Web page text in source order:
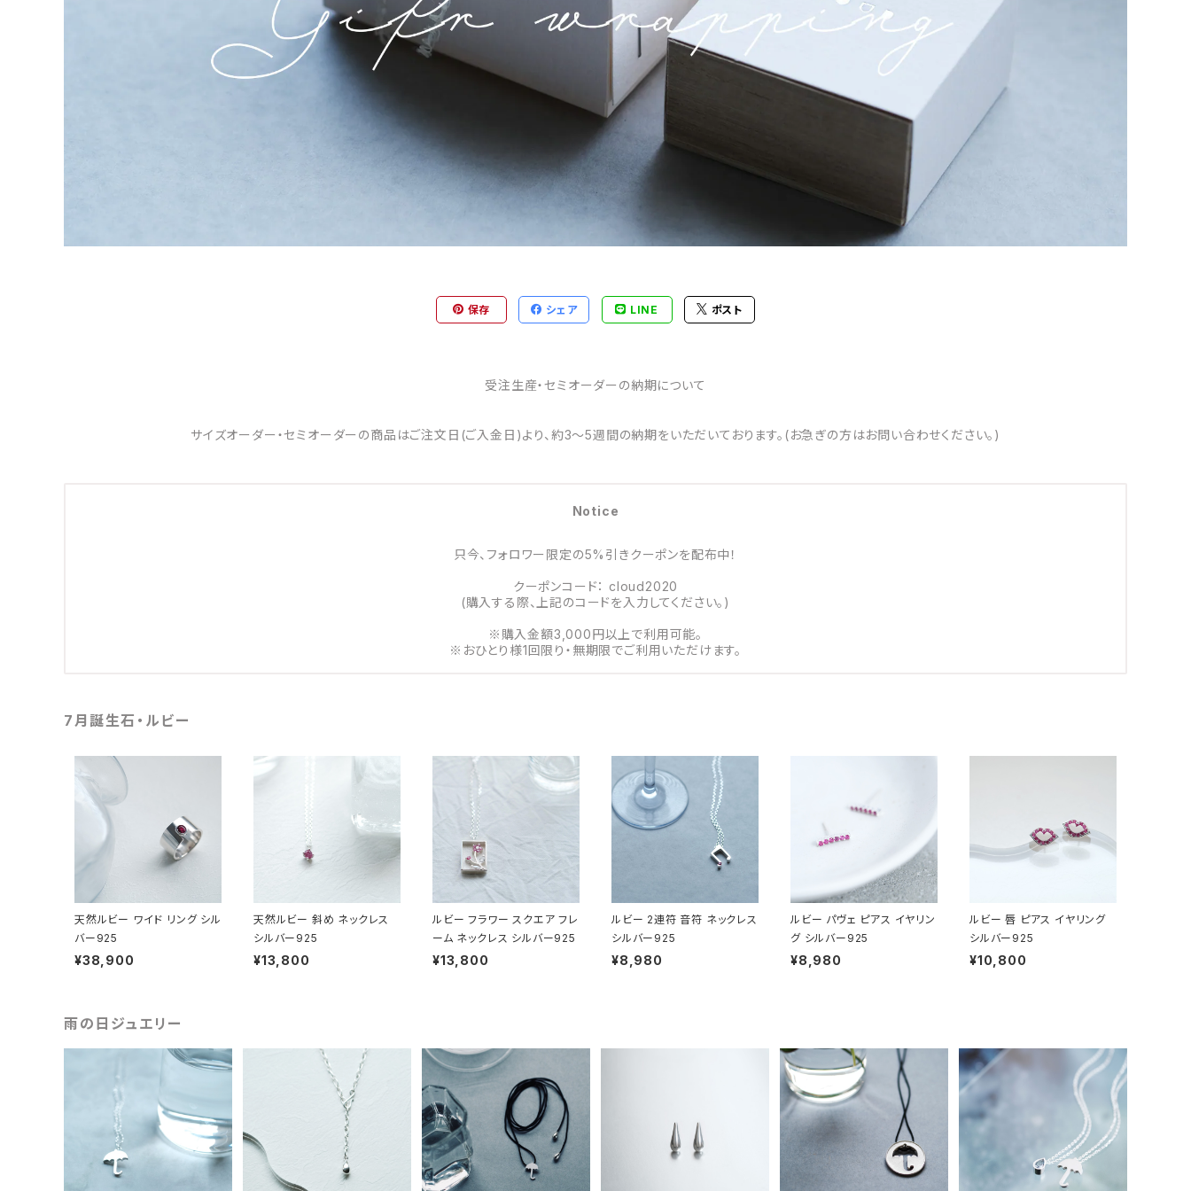
保存 シェア LINE ポスト
受注生産・セミオーダーの納期について
サイズオーダー・セミオーダーの商品はご注文日(ご入金日)より、約3～5週間の納期をいただいております。(お急ぎの方はお問い合わせください。)
Notice
只今、フォロワー限定の5%引きクーポンを配布中！
クーポンコード： cloud2020
(購入する際、上記のコードを入力してください。)
※購入金額3,000円以上で利用可能。
※おひとり様1回限り・無期限でご利用いただけます。
7月誕生石・ルビー
天然ルビー ワイド リング シル
バー925
¥38,900
天然ルビー 斜め ネックレス
シルバー925
¥13,800
ルビー フラワー スクエア フレ
ーム ネックレス シルバー925
¥13,800
ルビー 2連符 音符 ネックレス
シルバー925
¥8,980
ルビー パヴェ ピアス イヤリン
グ シルバー925
¥8,980
ルビー 唇 ピアス イヤリング
シルバー925
¥10,800
雨の日ジュエリー